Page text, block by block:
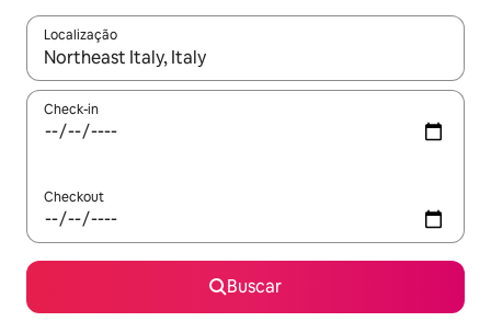
Localização
Quando os resultados estiverem disponíveis, explore-os
Check-in
Checkout
Buscar